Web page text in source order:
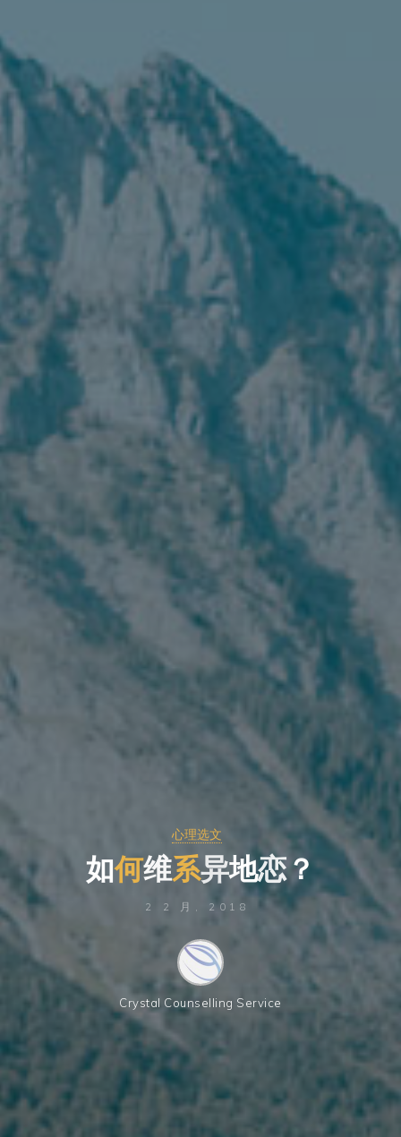
心理选文
如何维系异地恋？
2 2 月, 2018
Crystal Counselling Service